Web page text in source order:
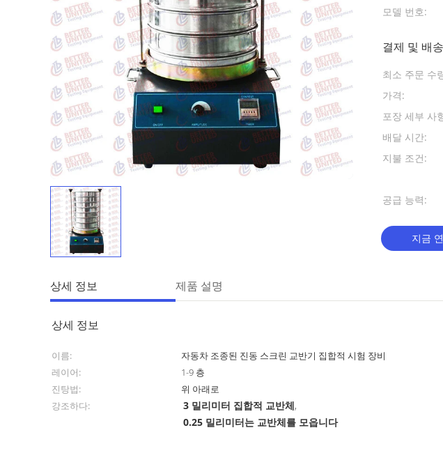
모델 번호:
결제 및 배
최소 주문 수
가격:
포장 세부 사
배달 시간:
지불 조건:
공급 능력:
지금
상세 정보 제품 설명
상세 정보
이름: 자동차 조종된 진동 스크린 교반기 집합적 시험 장비
레이어:
1-9 층
진탕법:
위 아래로
강조하다:
3 밀리미터 집합적 교반체,
0.25 밀리미터는 교반체를 모읍니다